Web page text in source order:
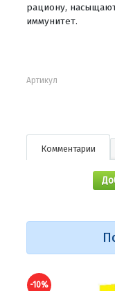
рациону,
иммунитет.
Артикул
Комментарии
-10%